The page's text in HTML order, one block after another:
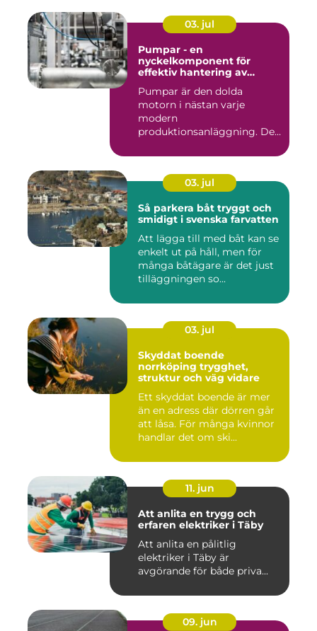
03. jul
Pumpar - en
nyckelkomponent för
effektiv hantering av
Pumpar är den dolda
motorn i nästan varje
modern
produktionsanläggning. De
03. jul
Så parkera båt tryggt och
smidigt i svenska farvatten
Att lägga till med båt kan se
enkelt ut på håll, men för
många båtägare är det just
tilläggningen so...
03. jul
Skyddat boende
norrköping trygghet,
struktur och väg vidare
Ett skyddat boende är mer
än en adress där dörren går
att låsa. För många kvinnor
handlar det om ski...
11. jun
Att anlita en trygg och
erfaren elektriker i Täby
Att anlita en pålitlig
elektriker i Täby är
avgörande för både priva...
09. jun